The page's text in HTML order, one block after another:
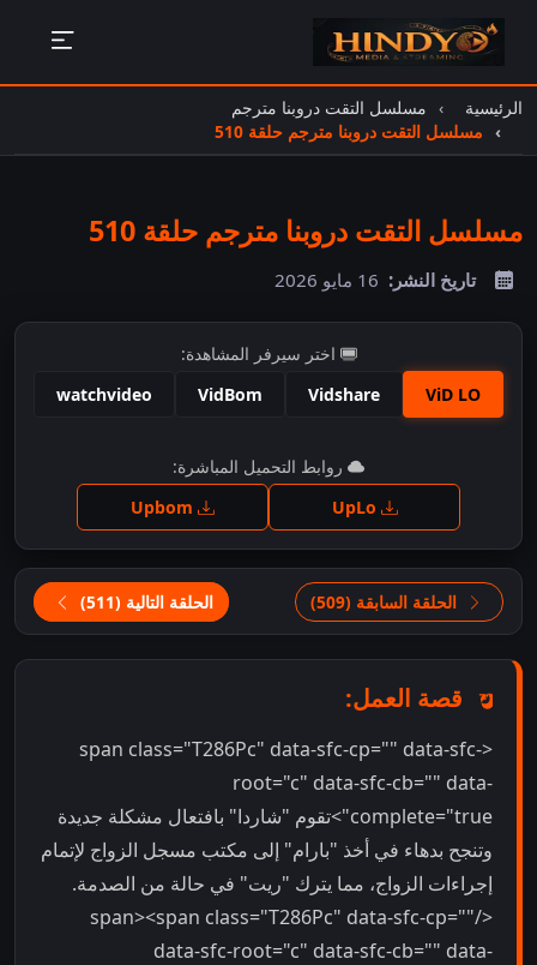
الرئيسية
مسلسل التقت دروبنا مترجم
مسلسل التقت دروبنا مترجم حلقة 510
مسلسل التقت دروبنا مترجم حلقة 510
تاريخ النشر: 16 مايو 2026
اختر سيرفر المشاهدة:
ViD LO
Vidshare
VidBom
watchvideo
اضغط للمشاهدة
روابط التحميل المباشرة:
الحلقة السابقة (509) الحلقة التالية (511)
قصة العمل:
<span class="T286Pc" data-sfc-cp="" data-sfc-
root="c" data-sfc-cb="" data-
complete="true">تقوم "شاردا" بافتعال مشكلة جديدة
وتنجح بدهاء في أخذ "بارام" إلى مكتب مسجل الزواج لإتمام
إجراءات الزواج، مما يترك "ريت" في حالة من الصدمة.
</span><span class="T286Pc" data-sfc-cp=""
data-sfc-root="c" data-sfc-cb="" data-